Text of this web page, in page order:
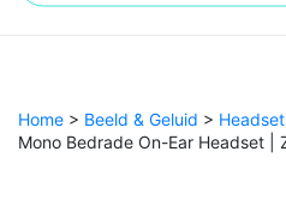
Home > Beeld & Geluid >
Mono Bedrade On-Ear Headset |